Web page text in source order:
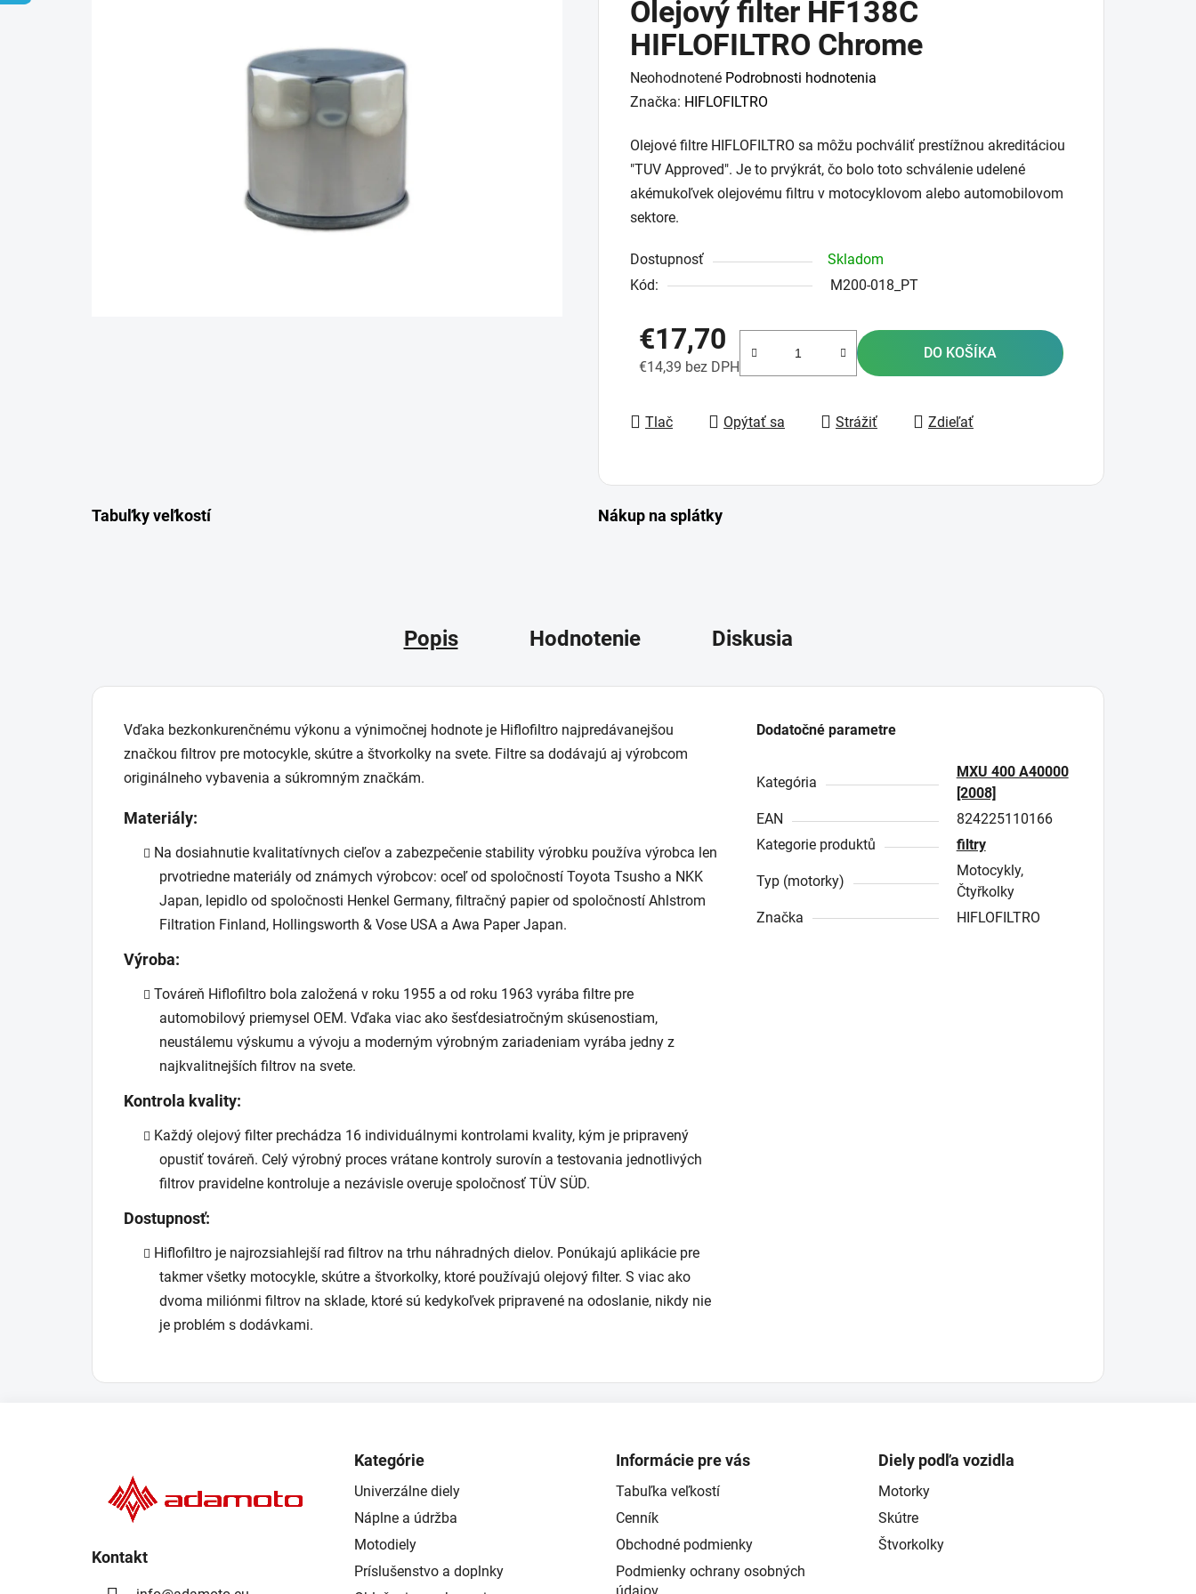
Olejový filter HF138C
HIFLOFILTRO Chrome
Priemerné
hodnotenie
je
0,0
z
5
Neohodnotené Podrobnosti hodnotenia
Značka: HIFLOFILTRO
Olejové filtre HIFLOFILTRO sa môžu pochváliť prestížnou akreditáciou
"TUV Approved". Je to prvýkrát, čo bolo toto schválenie udelené
akémukoľvek olejovému filtru v motocyklovom alebo automobilovom
sektore.
Dostupnosť
Skladom
Kód:
M200-018_PT
€17,70
€14,39 bez DPH
DO KOŠÍKA
Tlač Opýtať sa Strážiť Zdieľať
Tabuľky veľkostí Nákup na splátky
Popis Hodnotenie Diskusia
Vďaka bezkonkurenčnému výkonu a výnimočnej hodnote je Hiflofiltro najpredávanejšou
značkou filtrov pre motocykle, skútre a štvorkolky na svete. Filtre sa dodávajú aj výrobcom
originálneho vybavenia a súkromným značkám.
Materiály:
Na dosiahnutie kvalitatívnych cieľov a zabezpečenie stability výrobku používa výrobca len
prvotriedne materiály od známych výrobcov: oceľ od spoločností Toyota Tsusho a NKK
Japan, lepidlo od spoločnosti Henkel Germany, filtračný papier od spoločností Ahlstrom
Filtration Finland, Hollingsworth & Vose USA a Awa Paper Japan.
Výroba:
Továreň Hiflofiltro bola založená v roku 1955 a od roku 1963 vyrába filtre pre
automobilový priemysel OEM. Vďaka viac ako šesťdesiatročným skúsenostiam,
neustálemu výskumu a vývoju a moderným výrobným zariadeniam vyrába jedny z
najkvalitnejších filtrov na svete.
Kontrola kvality:
Každý olejový filter prechádza 16 individuálnymi kontrolami kvality, kým je pripravený
opustiť továreň. Celý výrobný proces vrátane kontroly surovín a testovania jednotlivých
filtrov pravidelne kontroluje a nezávisle overuje spoločnosť TÜV SÜD.
Dostupnosť:
Hiflofiltro je najrozsiahlejší rad filtrov na trhu náhradných dielov. Ponúkajú aplikácie pre
takmer všetky motocykle, skútre a štvorkolky, ktoré používajú olejový filter. S viac ako
dvoma miliónmi filtrov na sklade, ktoré sú kedykoľvek pripravené na odoslanie, nikdy nie
je problém s dodávkami.
Dodatočné parametre
Kategória
MXU 400 A40000
[2008]
EAN
824225110166
Kategorie produktů
filtry
Typ (motorky)
Motocykly,
Čtyřkolky
Značka
HIFLOFILTRO
Kontakt
Kategórie
Univerzálne diely
Náplne a údržba
Motodiely
Príslušenstvo a doplnky
Informácie pre vás
Tabuľka veľkostí
Cenník
Obchodné podmienky
Podmienky ochrany osobných
údajov
Diely podľa vozidla
Motorky
Skútre
Štvorkolky